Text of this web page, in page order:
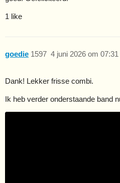
1 like
goedie 4 juni 2026 om 07:31
1597
Dank! Lekker frisse combi.
Ik heb verder onderstaande band